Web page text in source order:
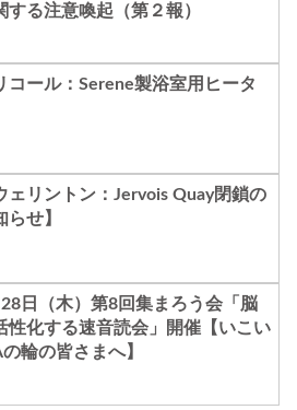
する注意喚起（第２報）
コール：Serene製浴室用ヒータ
ェリントン：Jervois Quay閉鎖の
らせ】
日（木）第8回集まろう会「脳
性化する速音読会」開催【いこい
の輪の皆さまへ】